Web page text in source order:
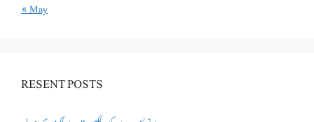
« May
RESENT POSTS